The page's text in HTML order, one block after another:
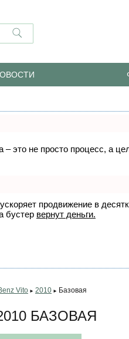
– это не просто процесс, а
продвижение в
бустер вернут деньги.
Vito ► 2010 ► Базовая
БАЗОВАЯ